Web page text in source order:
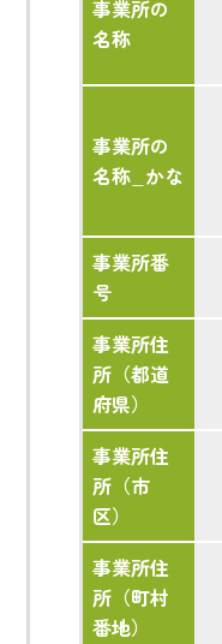
事業所の
名称
事業所の
名称_かな
事業所番
号
事業所住
所（都道
府県）
事業所住
所（市
区）
事業所住
所（町村
番地）